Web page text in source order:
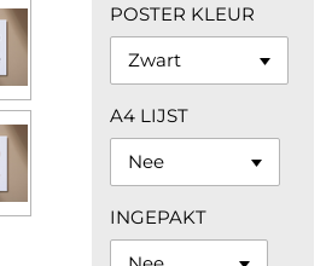
POSTER KLEUR
A4 LIJST
INGEPAKT